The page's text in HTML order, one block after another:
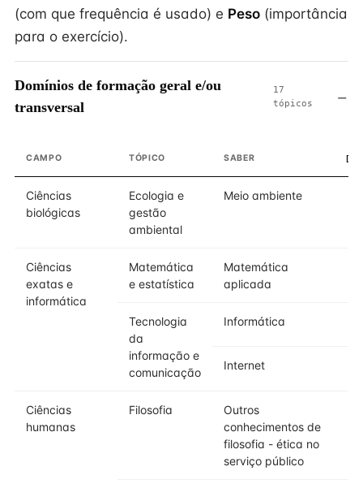
(com que frequência é usado) e Peso (importância
para o exercício).
Domínios de formação geral e/ou
transversal
17
tópicos
CAMPO TÓPICO SABER
Ciências
biológicas
Ecologia e
gestão
ambiental
Meio ambiente
Ciências
exatas e
informática
Matemática
e estatística
Matemática
aplicada
Tecnologia
da
informação e
comunicação
Informática
Internet
Ciências
humanas
Filosofia
Outros
conhecimentos de
filosofia - ética no
serviço público